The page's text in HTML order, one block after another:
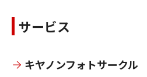
サービス
キヤノンフォトサークル